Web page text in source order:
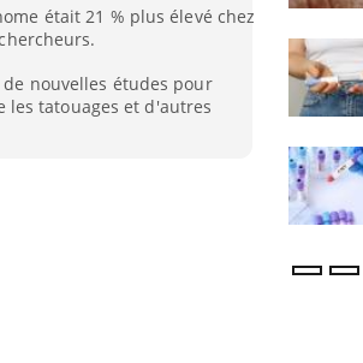
était 21 % plus élevé chez
nouvelles études pour
tatouages ​​et d'autres
Les médicaments GLP-1
?